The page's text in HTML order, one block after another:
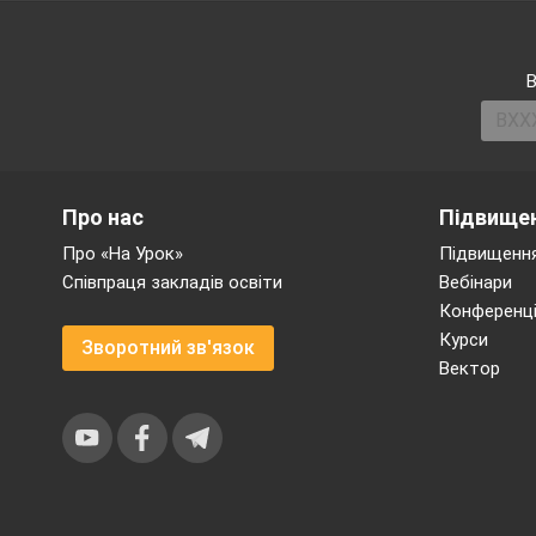
реалізувати
Мультимедійні
Первинна
дроби» 5 кл,
Перевірка
властивість
«Пряма
Усні вправи
Підвищення
Вебінари
Курси
Вектор
Про нас
Про «На Урок»
Співпраця закладів освіти
Зворотний зв'язок